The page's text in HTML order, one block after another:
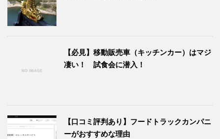
【必見】移動販売車（キッチンカー）はマジ
凄い！ 試食会に潜入！
【口コミ評判あり】フードトラックカンパニ
ーがおすすめな理由